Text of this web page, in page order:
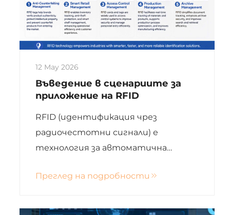
12 May 2026
Въведение в сценариите за
приложение на RFID
RFID (идентификация чрез
радиочестотни сигнали) е
технология за автоматична
която използва радиосигнали за
целеви обекти и получаване на
Преглед на подробности